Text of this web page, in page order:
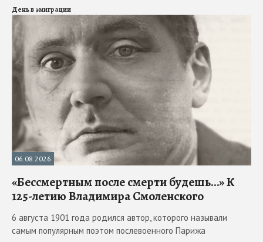
День в эмиграции
06.08.2026
«Бессмертным после смерти будешь…» К
125-летию Владимира Смоленского
6 августа 1901 года родился автор, которого называли
самым популярным поэтом послевоенного Парижа